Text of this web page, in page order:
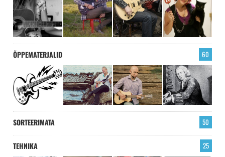
ÕPPEMATERJALID 60
SORTEERIMATA 50
TEHNIKA 25